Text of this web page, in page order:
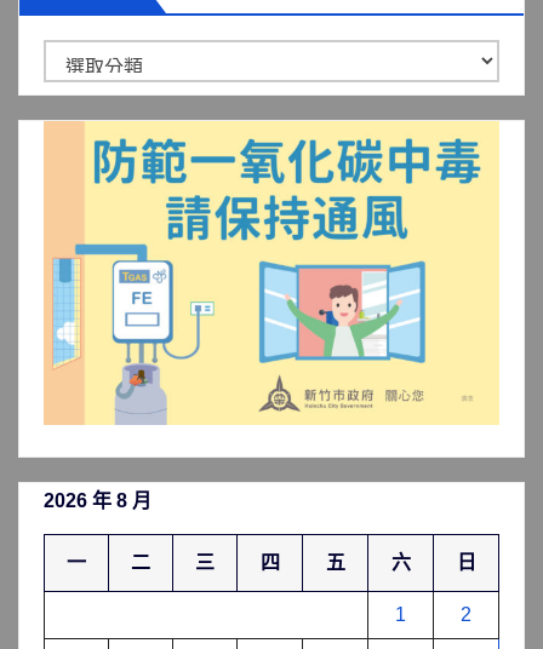
聞
2026 年 8 月
一 二 三 四 五 六 日
1 2